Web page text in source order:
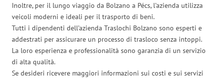
Inoltre, per il lungo viaggio da Bolzano a Pécs, l’azienda utilizza
veicoli moderni e ideali per il trasporto di beni.
Tutti i dipendenti dell’azienda Traslochi Bolzano sono esperti e
addestrati per assicurare un processo di trasloco senza intoppi.
La loro esperienza e professionalità sono garanzia di un servizio
di alta qualità.
Se desideri ricevere maggiori informazioni sui costi e sui servizi